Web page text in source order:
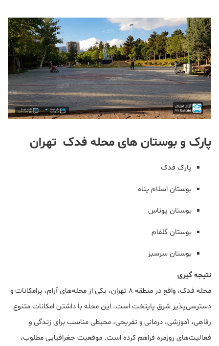
پارک و بوستان های محله فدک تهران
پارک فدک
بوستان اسلام پناه
بوستان یوناس
بوستان گلفام
بوستان سرسبز
نتیجه گیری
محله فدک، واقع در منطقه ۸ تهران، یکی از محله‌های آرام، پرامکانات و
دسترسی‌پذیر شرق پایتخت است. این محله با داشتن امکانات متنوع
رفاهی، آموزشی، درمانی و تفریحی، محیطی مناسب برای زندگی و
فعالیت‌های روزمره فراهم کرده است. موقعیت جغرافیایی مطلوب،